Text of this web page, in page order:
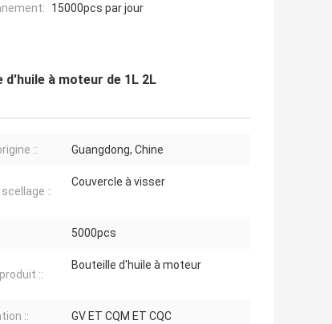
15000pcs par jour
à moteur de 1L 2L
:: Guangdong, Chine
::
Couvercle à visser
5000pcs
::
Bouteille d'huile à moteur
:: GV ET CQM ET CQC